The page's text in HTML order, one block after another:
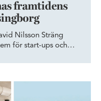
framtidens
Nilsson Sträng
för start-ups och
i Oceanhamnen
affärsidéer.
i världsklass